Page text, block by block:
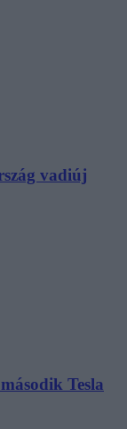
vadiúj
Tesla